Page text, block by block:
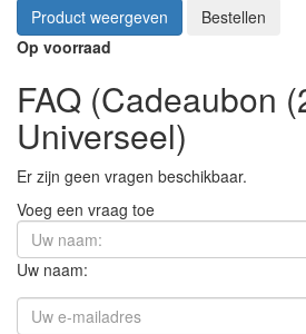
Product weergeven
Bestellen
Op voorraad
FAQ (Cadeaubon
Universeel)
Er zijn geen vragen beschikbaar.
Voeg een vraag toe
Uw naam: